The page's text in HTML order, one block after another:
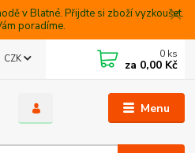
v Blatné. Přijdte si zboží vyzkoušet.
poradíme.
Menu
CZK 0 ks
za 0,00 Kč